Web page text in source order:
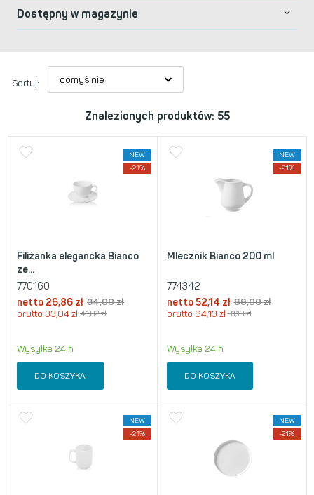
Dostępny w magazynie
Sortuj:
Znalezionych produktów: 55
NEW
-21%
Filiżanka elegancka Bianco
ze...
770160
netto 26,86 zł 34,00zł
brutto 33,04 zł 41,82zł
Wysyłka 24 h
DO KOSZYKA
NEW
-21%
Mlecznik Bianco 200 ml
774342
netto 52,14 zł 66,00zł
brutto 64,13 zł 81,18zł
Wysyłka 24 h
DO KOSZYKA
NEW
-21%
NEW
-21%